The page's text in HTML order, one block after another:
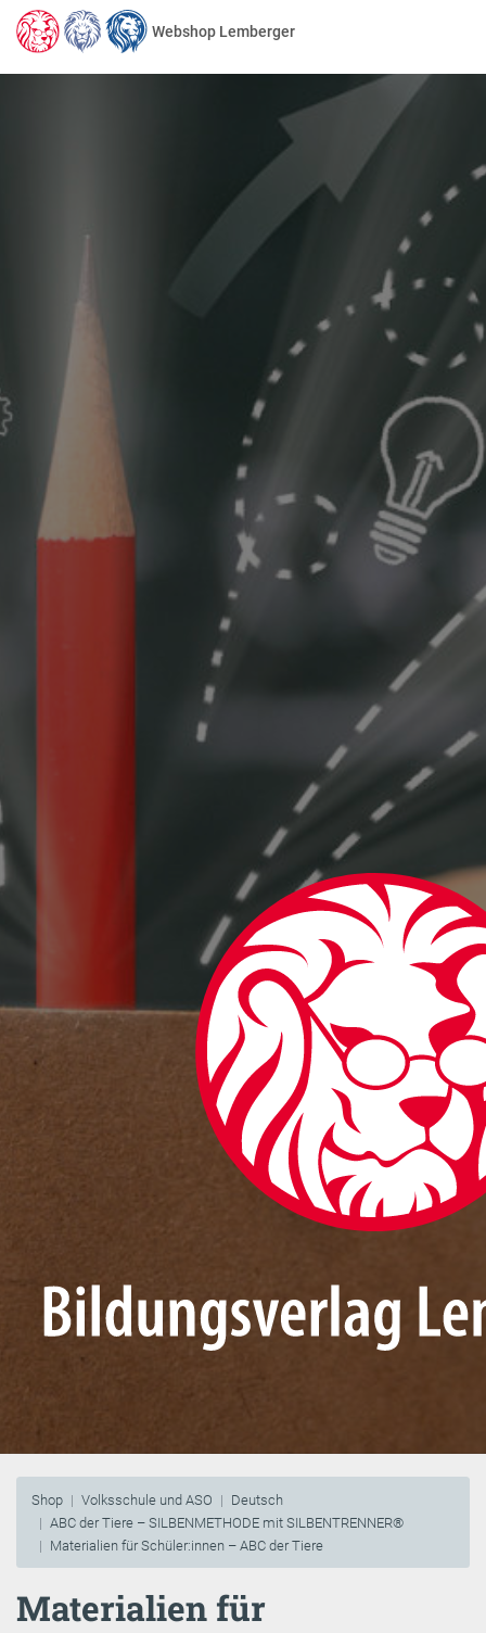
Webshop Lemberger
Shop Volksschule und ASO
Deutsch
ABC der Tiere – SILBENMETHODE mit SILBENTRENNER®
Materialien für Schüler:innen – ABC der Tiere
Materialien für